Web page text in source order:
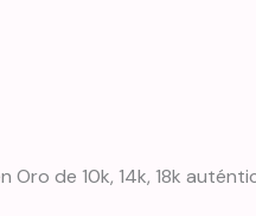
de 10k, 14k, 18k